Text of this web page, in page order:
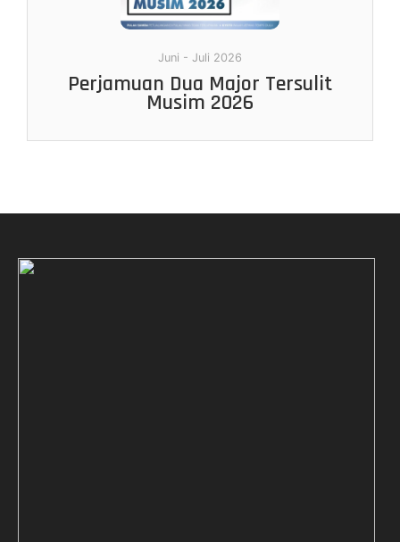
Juni - Juli 2026
Perjamuan Dua Major Tersulit
Musim 2026